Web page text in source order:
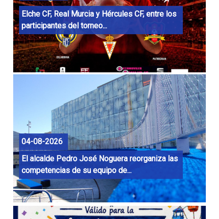
Elche CF, Real Murcia y Hércules CF, entre los
participantes del torneo...
El alcalde Pedro José Noguera reorganiza las
competencias de su equipo de...
04-08-2026